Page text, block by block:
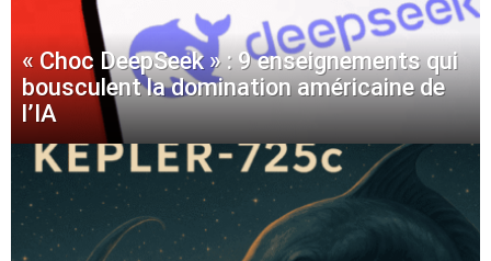
« Choc DeepSeek » : 9 enseignements qui
bousculent la domination américaine de
l’IA